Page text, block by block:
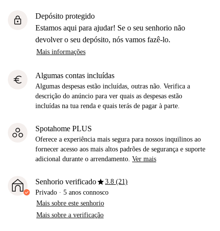
lock
Depósito protegido
Estamos aqui para ajudar! Se o seu senhorio não
devolver o seu depósito, nós vamos fazê-lo.
Mais informações
euro Algumas contas incluídas
Algumas despesas estão incluídas, outras não. Verifica a
descrição do anúncio para ver quais as despesas estão
incluídas na tua renda e quais terás de pagar à parte.
Spotahome PLUS
Oferece a experiência mais segura para nossos inquilinos ao
fornecer acesso aos mais altos padrões de segurança e suporte
adicional durante o arrendamento. Ver mais
Senhorio verificadostar3.8 (21)
Privado · 5 anos connosco
Mais sobre este senhorio
Mais sobre a verificação